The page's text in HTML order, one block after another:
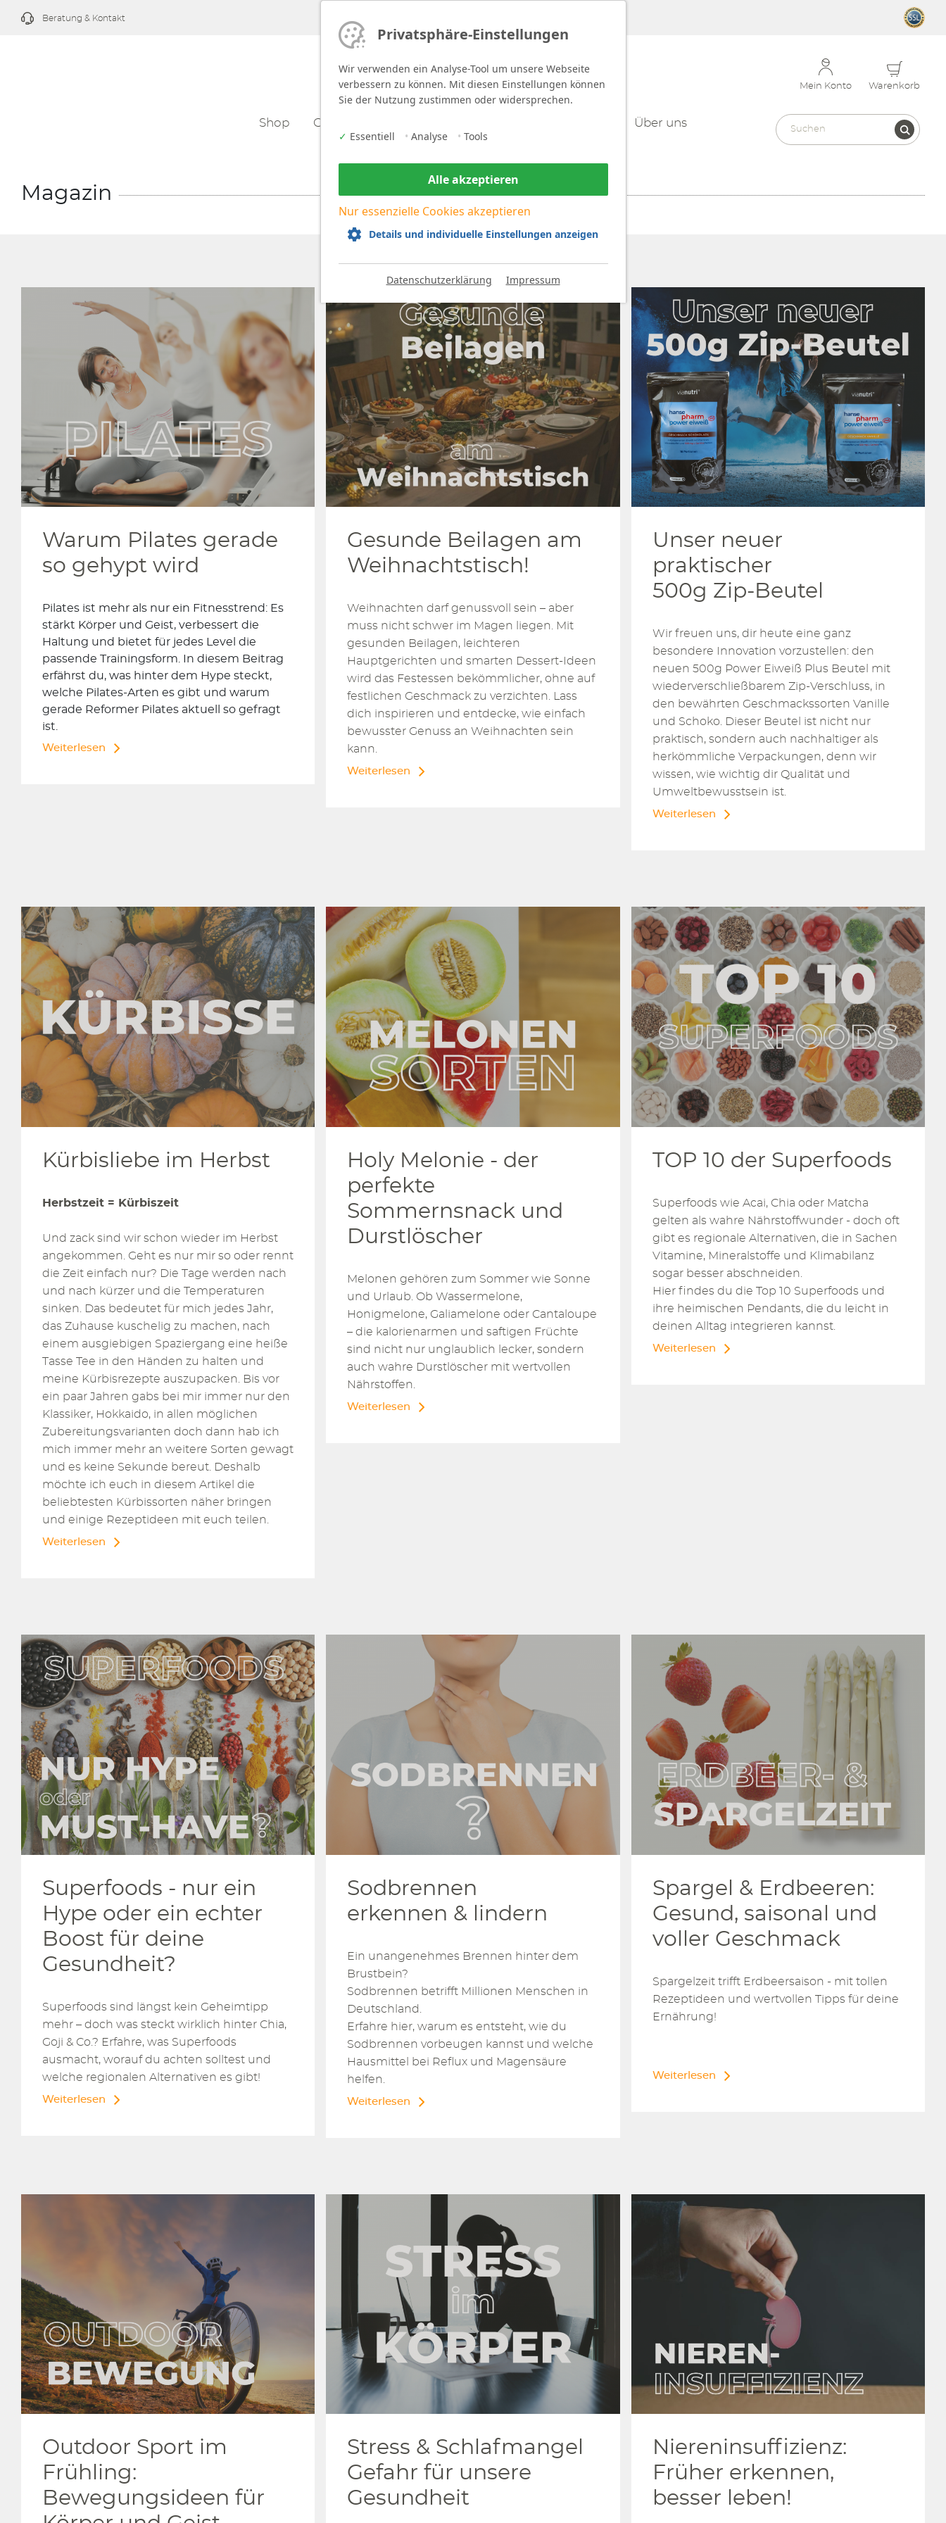
Beratung & Kontakt
Shop Gesundheit Über uns
Mein Konto Warenkorb
Magazin
Warum Pilates gerade
so gehypt wird
Pilates ist mehr als nur ein Fitnesstrend: Es
stärkt Körper und Geist, verbessert die
Haltung und bietet für jedes Level die
passende Trainingsform. In diesem Beitrag
erfährst du, was hinter dem Hype steckt,
welche Pilates-Arten es gibt und warum
gerade Reformer Pilates aktuell so gefragt
ist.
Weiterlesen
Gesunde Beilagen am
Weihnachtstisch!
Weihnachten darf genussvoll sein – aber
muss nicht schwer im Magen liegen. Mit
gesunden Beilagen, leichteren
Hauptgerichten und smarten Dessert-Ideen
wird das Festessen bekömmlicher, ohne auf
festlichen Geschmack zu verzichten. Lass
dich inspirieren und entdecke, wie einfach
bewusster Genuss an Weihnachten sein
kann.
Weiterlesen
Unser neuer
praktischer
500g Zip-Beutel
Wir freuen uns, dir heute eine ganz
besondere Innovation vorzustellen: den
neuen 500g Power Eiweiß Plus Beutel mit
wiederverschließbarem Zip-Verschluss, in
den bewährten Geschmackssorten Vanille
und Schoko. Dieser Beutel ist nicht nur
praktisch, sondern auch nachhaltiger als
herkömmliche Verpackungen, denn wir
wissen, wie wichtig dir Qualität und
Umweltbewusstsein ist.
Weiterlesen
Kürbisliebe im Herbst
Herbstzeit = Kürbiszeit
Und zack sind wir schon wieder im Herbst
angekommen. Geht es nur mir so oder rennt
die Zeit einfach nur? Die Tage werden nach
und nach kürzer und die Temperaturen
sinken. Das bedeutet für mich jedes Jahr,
das Zuhause kuschelig zu machen, nach
einem ausgiebigen Spaziergang eine heiße
Tasse Tee in den Händen zu halten und
meine Kürbisrezepte auszupacken. Bis vor
ein paar Jahren gabs bei mir immer nur den
Klassiker, Hokkaido, in allen möglichen
Zubereitungsvarianten doch dann hab ich
mich immer mehr an weitere Sorten gewagt
und es keine Sekunde bereut. Deshalb
möchte ich euch in diesem Artikel die
beliebtesten Kürbissorten näher bringen
und einige Rezeptideen mit euch teilen.
Weiterlesen
Holy Melonie - der
perfekte
Sommernsnack und
Durstlöscher
Melonen gehören zum Sommer wie Sonne
und Urlaub. Ob Wassermelone,
Honigmelone, Galiamelone oder Cantaloupe
– die kalorienarmen und saftigen Früchte
sind nicht nur unglaublich lecker, sondern
auch wahre Durstlöscher mit wertvollen
Nährstoffen.
Weiterlesen
TOP 10 der Superfoods
Superfoods wie Acai, Chia oder Matcha
gelten als wahre Nährstoffwunder - doch oft
gibt es regionale Alternativen, die in Sachen
Vitamine, Mineralstoffe und Klimabilanz
sogar besser abschneiden.
Hier findes du die Top 10 Superfoods und
ihre heimischen Pendants, die du leicht in
deinen Alltag integrieren kannst.
Weiterlesen
Superfoods - nur ein
Hype oder ein echter
Boost für deine
Gesundheit?
Superfoods sind längst kein Geheimtipp
mehr – doch was steckt wirklich hinter Chia,
Goji & Co.? Erfahre, was Superfoods
ausmacht, worauf du achten solltest und
welche regionalen Alternativen es gibt!
Weiterlesen
Sodbrennen
erkennen & lindern
Ein unangenehmes Brennen hinter dem
Brustbein?
Sodbrennen betrifft Millionen Menschen in
Deutschland.
Erfahre hier, warum es entsteht, wie du
Sodbrennen vorbeugen kannst und welche
Hausmittel bei Reflux und Magensäure
helfen.
Weiterlesen
Spargel & Erdbeeren:
Gesund, saisonal und
voller Geschmack
Spargelzeit trifft Erdbeersaison - mit tollen
Rezeptideen und wertvollen Tipps für deine
Ernährung!
Weiterlesen
Outdoor Sport im
Frühling:
Bewegungsideen für
Stress & Schlafmangel
Gefahr für unsere
Gesundheit
Niereninsuffizienz:
Früher erkennen,
besser leben!
Privatsphäre-Einstellungen
Wir verwenden ein Analyse-Tool um unsere Webseite
verbessern zu können. Mit diesen Einstellungen können
Sie der Nutzung zustimmen oder widersprechen.
✓ Essentiell • Analyse • Tools
Alle akzeptieren
Nur essenzielle Cookies akzeptieren
Details und individuelle Einstellungen anzeigen
Datenschutzerklärung Impressum